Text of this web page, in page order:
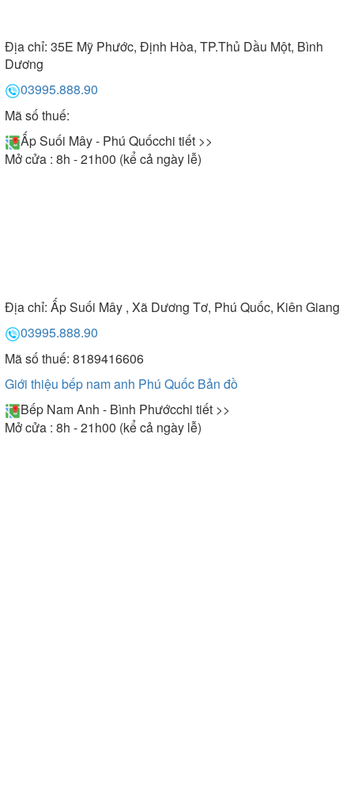
Địa chỉ: 35E Mỹ Phước, Định Hòa, TP.Thủ Dầu Một, Bình
Dương
03995.888.90
Mã số thuế:
Ấp Suối Mây - Phú Quốcchi tiết >>
Mở cửa : 8h - 21h00 (kể cả ngày lễ)
Địa chỉ: Ấp Suối Mây , Xã Dương Tơ, Phú Quốc, Kiên Giang
03995.888.90
Mã số thuế: 8189416606
Giới thiệu bếp nam anh Phú Quốc Bản đồ
Bếp Nam Anh - Bình Phướcchi tiết >>
Mở cửa : 8h - 21h00 (kể cả ngày lễ)